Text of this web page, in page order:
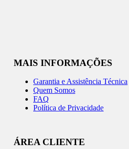
MAIS INFORMAÇÕES
Garantia e Assistência Técnica
Quem Somos
FAQ
Política de Privacidade
ÁREA CLIENTE